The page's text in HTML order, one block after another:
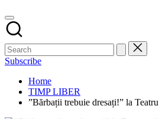
Subscribe
Home
TIMP LIBER
”Bărbații trebuie dresați!” la